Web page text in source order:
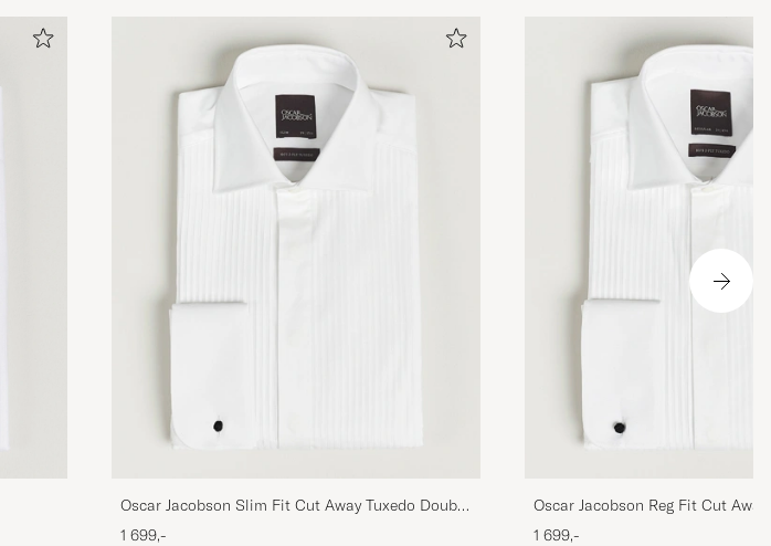
Oscar Jacobson Slim Fit Cut Away Tuxedo Double
Cuff White
1 699,-
Oscar Jacobson Reg Fit Cut
Cuff White
1 699,-